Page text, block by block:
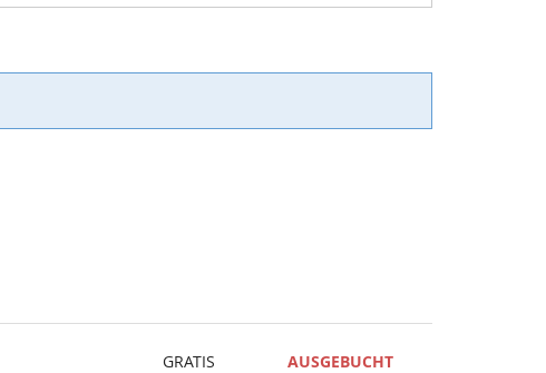
GRATIS AUSGEBUCHT